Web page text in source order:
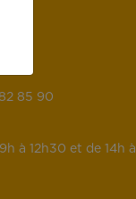
85 90
à 12h30 et de 14h à